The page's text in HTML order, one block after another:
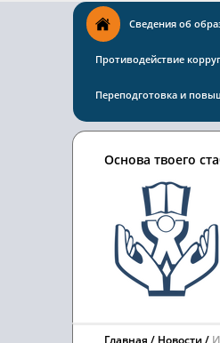
Сведения об
Противодействие
Переподготовка и
Основа твоего
Главная Новости